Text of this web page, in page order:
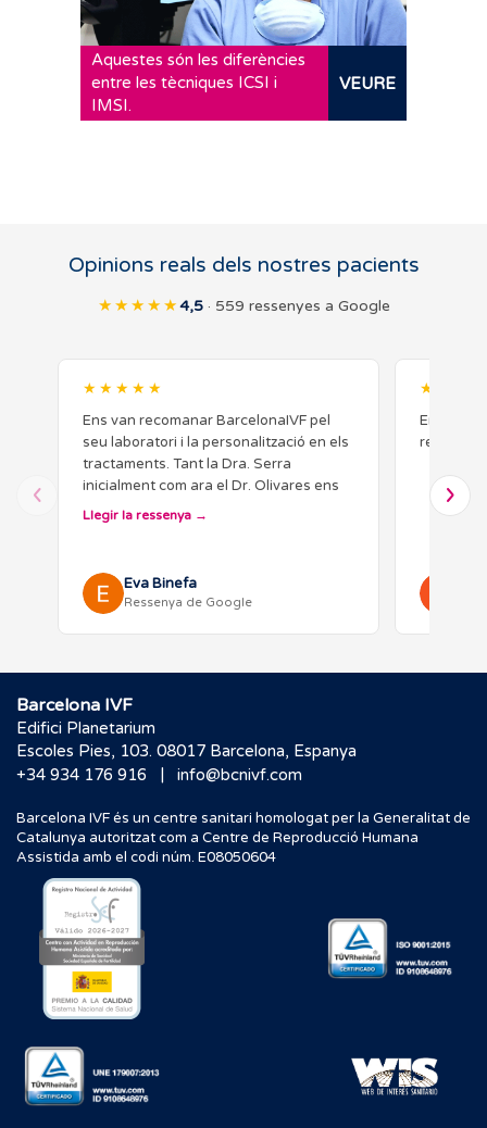
Aquestes són les diferències
entre les tècniques ICSI i
IMSI.
VEURE
Opinions reals dels nostres pacients
★★★★★4,5· 559 ressenyes a Google
★★★★★
Ens van recomanar BarcelonaIVF pel
seu laboratori i la personalització en els
tractaments. Tant la Dra. Serra
inicialment com ara el Dr. Olivares ens
han atès amb proximitat i sensibilitat,
Llegir la ressenya
Eva Binefa
Ressenya de Google
En en el
resultats
Barcelona IVF
Edifici Planetarium
Escoles Pies, 103. 08017 Barcelona, Espanya
+34 934 176 916
| info@bcnivf.com
Barcelona IVF és un centre sanitari homologat per la Generalitat de
Catalunya autoritzat com a Centre de Reproducció Humana
Assistida amb el codi núm. E08050604